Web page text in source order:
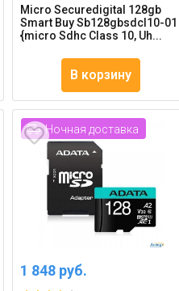
Micro Securedigital 128gb
Smart Buy Sb128gbsdcl10-01
{micro Sdhc Class 10, Uh...
В корзину
Ночная доставка
1 848 руб.